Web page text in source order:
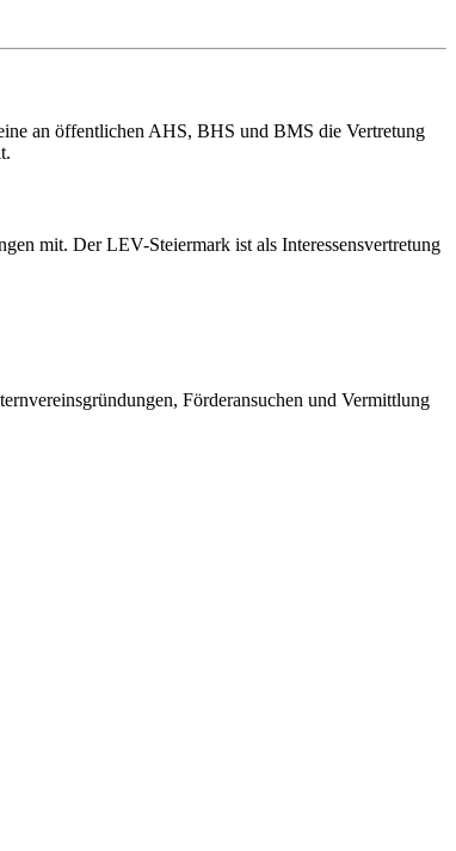
an öffentlichen AHS, BHS und BMS die Vertretung
mit. Der LEV-Steiermark ist als Interessensvertretung
Förderansuchen und Vermittlung